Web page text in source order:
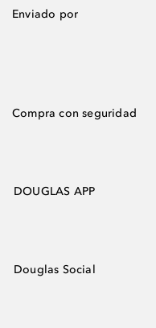
Enviado por
Compra con seguridad
DOUGLAS APP
Douglas Social